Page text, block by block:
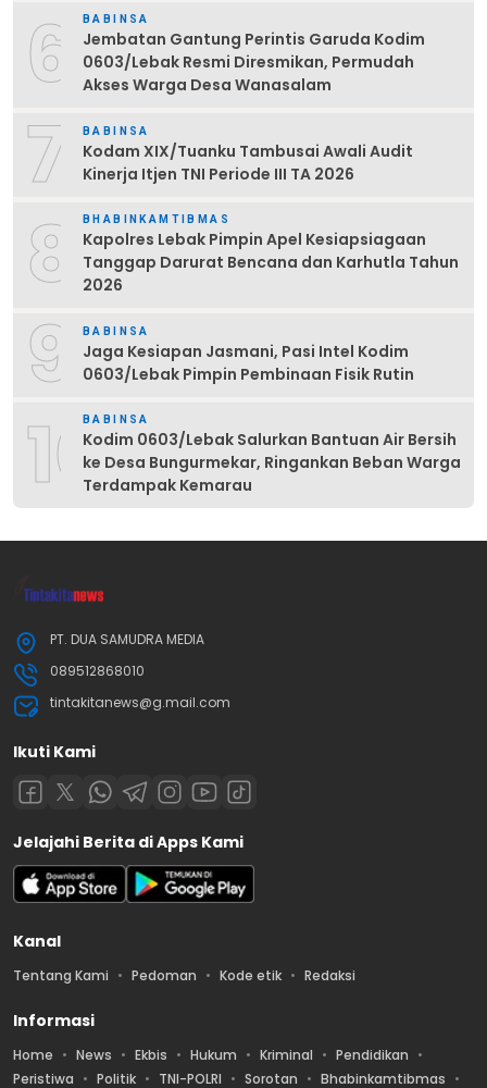
6 BABINSA
Jembatan Gantung Perintis Garuda Kodim
0603/Lebak Resmi Diresmikan, Permudah
Akses Warga Desa Wanasalam
7 BABINSA
Kodam XIX/Tuanku Tambusai Awali Audit
Kinerja Itjen TNI Periode III TA 2026
8 BHABINKAMTIBMAS
Kapolres Lebak Pimpin Apel Kesiapsiagaan
Tanggap Darurat Bencana dan Karhutla Tahun
2026
9 BABINSA
Jaga Kesiapan Jasmani, Pasi Intel Kodim
0603/Lebak Pimpin Pembinaan Fisik Rutin
10BABINSA
Kodim 0603/Lebak Salurkan Bantuan Air Bersih
ke Desa Bungurmekar, Ringankan Beban Warga
Terdampak Kemarau
PT. DUA SAMUDRA MEDIA
089512868010
tintakitanews@g.mail.com
Ikuti Kami
Jelajahi Berita di Apps Kami
Kanal
Tentang Kami Pedoman Kode etik Redaksi
Informasi
Home News Ekbis Hukum Kriminal
Pendidikan
Peristiwa
Politik TNI-POLRI Sorotan Bhabinkamtibmas